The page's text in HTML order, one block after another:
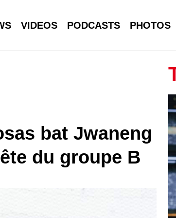
VIDEOS PODCASTS PHOTOS
bat Jwaneng
du groupe B